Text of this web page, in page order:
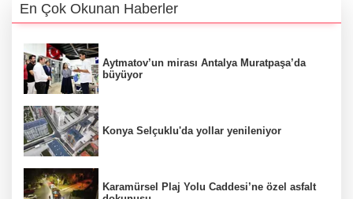
En Çok Okunan Haberler
Aytmatov’un mirası Antalya Muratpaşa’da
büyüyor
Konya Selçuklu'da yollar yenileniyor
Karamürsel Plaj Yolu Caddesi’ne özel asfalt